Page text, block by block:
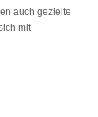
auch gezielte
mit